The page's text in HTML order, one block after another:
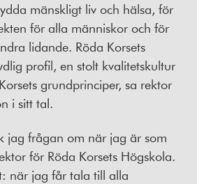
mänskligt liv och hälsa, för
för alla människor och för
lidande. Röda Korsets
profil, en stolt kvalitetskultur
grundprinciper, sa rektor
i sitt tal.
jag frågan om när jag är som
för Röda Korsets Högskola.
när jag får tala till alla